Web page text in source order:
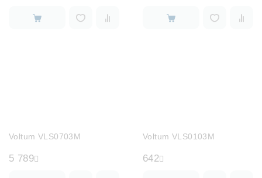
Voltum VLS0703M
5 789
Voltum VLS0103M
642